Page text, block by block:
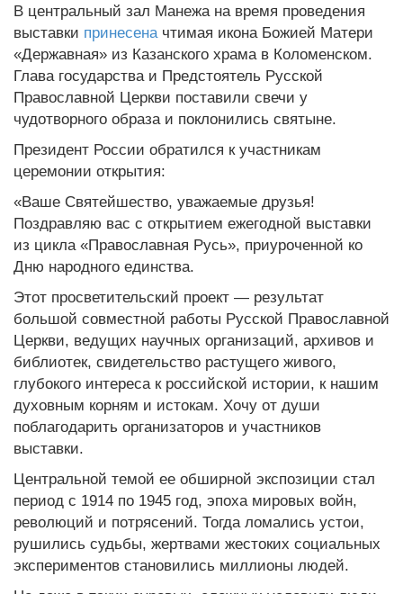
В центральный зал Манежа на время проведения
выставки принесена чтимая икона Божией Матери
«Державная» из Казанского храма в Коломенском.
Глава государства и Предстоятель Русской
Православной Церкви поставили свечи у
чудотворного образа и поклонились святыне.
Президент России обратился к участникам
церемонии открытия:
«Ваше Святейшество, уважаемые друзья!
Поздравляю вас с открытием ежегодной выставки
из цикла «Православная Русь», приуроченной ко
Дню народного единства.
Этот просветительский проект — результат
большой совместной работы Русской Православной
Церкви, ведущих научных организаций, архивов и
библиотек, свидетельство растущего живого,
глубокого интереса к российской истории, к нашим
духовным корням и истокам. Хочу от души
поблагодарить организаторов и участников
выставки.
Центральной темой ее обширной экспозиции стал
период с 1914 по 1945 год, эпоха мировых войн,
революций и потрясений. Тогда ломались устои,
рушились судьбы, жертвами жестоких социальных
экспериментов становились миллионы людей.